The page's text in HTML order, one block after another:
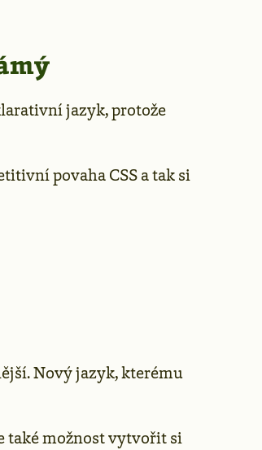
jazyk, protože
povaha CSS a tak si
Nový jazyk, kterému
také možnost vytvořit si